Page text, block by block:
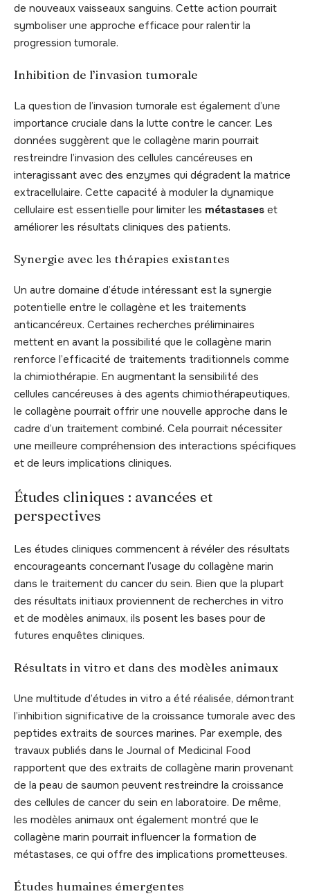
de nouveaux vaisseaux sanguins. Cette action pourrait
symboliser une approche efficace pour ralentir la
progression tumorale.
Inhibition de l’invasion tumorale
La question de l’invasion tumorale est également d’une
importance cruciale dans la lutte contre le cancer. Les
données suggèrent que le collagène marin pourrait
restreindre l’invasion des cellules cancéreuses en
interagissant avec des enzymes qui dégradent la matrice
extracellulaire. Cette capacité à moduler la dynamique
cellulaire est essentielle pour limiter les métastases et
améliorer les résultats cliniques des patients.
Synergie avec les thérapies existantes
Un autre domaine d’étude intéressant est la synergie
potentielle entre le collagène et les traitements
anticancéreux. Certaines recherches préliminaires
mettent en avant la possibilité que le collagène marin
renforce l’efficacité de traitements traditionnels comme
la chimiothérapie. En augmentant la sensibilité des
cellules cancéreuses à des agents chimiothérapeutiques,
le collagène pourrait offrir une nouvelle approche dans le
cadre d’un traitement combiné. Cela pourrait nécessiter
une meilleure compréhension des interactions spécifiques
et de leurs implications cliniques.
Études cliniques : avancées et
perspectives
Les études cliniques commencent à révéler des résultats
encourageants concernant l’usage du collagène marin
dans le traitement du cancer du sein. Bien que la plupart
des résultats initiaux proviennent de recherches in vitro
et de modèles animaux, ils posent les bases pour de
futures enquêtes cliniques.
Résultats in vitro et dans des modèles animaux
Une multitude d’études in vitro a été réalisée, démontrant
l’inhibition significative de la croissance tumorale avec des
peptides extraits de sources marines. Par exemple, des
travaux publiés dans le Journal of Medicinal Food
rapportent que des extraits de collagène marin provenant
de la peau de saumon peuvent restreindre la croissance
des cellules de cancer du sein en laboratoire. De même,
les modèles animaux ont également montré que le
collagène marin pourrait influencer la formation de
métastases, ce qui offre des implications prometteuses.
Études humaines émergentes